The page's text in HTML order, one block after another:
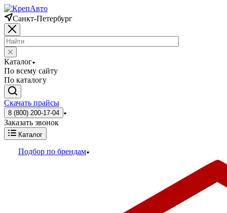
Санкт-Петербург
Каталог
По всему сайту
По каталогу
Скачать прайсы
8 (800) 200-17-04
Заказать звонок
Каталог
Подбор по брендам